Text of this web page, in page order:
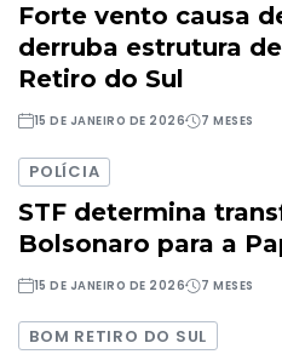
Forte vento causa
derruba estrutura
Retiro do Sul
15 DE JANEIRO DE 2026 7 MESES
POLÍCIA
STF determina
Bolsonaro para a
15 DE JANEIRO DE 2026 7 MESES
BOM RETIRO DO SUL